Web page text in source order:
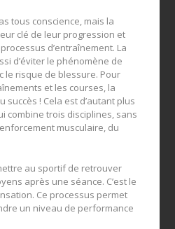
tous conscience, mais la
clé de leur progression et
d’entraînement. La
d’éviter le phénomène de
le risque de blessure. Pour
et les courses, la
succès ! Cela est d’autant plus
combine trois disciplines, sans
musculaire, du
au sportif de retrouver
après une séance. C’est le
Ce processus permet
un niveau de performance